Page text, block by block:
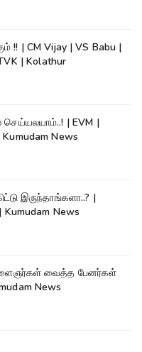
|
| Kolathur
| EVM |
News
இருந்தாங்களா..? |
Kumudam News
வைத்த பேனர்கள்
News